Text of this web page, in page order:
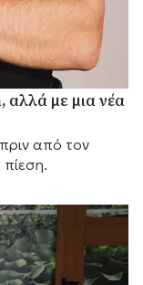
με μια νέα
από τον